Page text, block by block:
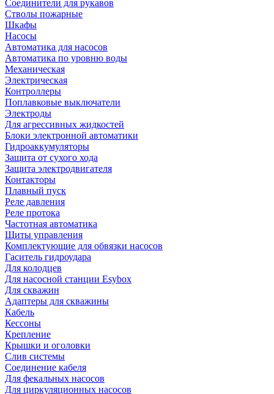
Соединители для рукавов
Стволы пожарные
Шкафы
Насосы
Автоматика для насосов
Автоматика по уровню воды
Механическая
Электрическая
Контроллеры
Поплавковые выключатели
Электроды
Для агрессивных жидкостей
Блоки электронной автоматики
Гидроаккумуляторы
Защита от сухого хода
Защита электродвигателя
Контакторы
Плавный пуск
Реле давления
Реле протока
Частотная автоматика
Щиты управления
Комплектующие для обвязки насосов
Гаситель гидроудара
Для колодцев
Для насосной станции Esybox
Для скважин
Адаптеры для скважины
Кабель
Кессоны
Крепление
Крышки и оголовки
Слив системы
Соединение кабеля
Для фекальных насосов
Для циркуляционных насосов